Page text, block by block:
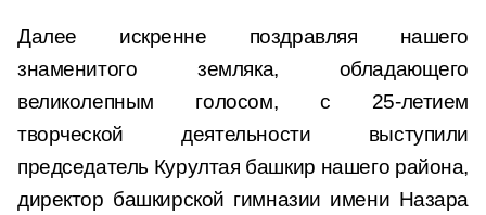
Далее искренне поздравляя нашего
знаменитого земляка, обладающего
великолепным голосом, с 25-летием
творческой деятельности выступили
председатель Курултая башкир нашего района,
директор башкирской гимназии имени Назара